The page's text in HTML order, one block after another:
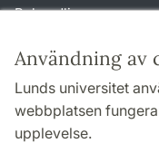
Användning av
Lunds universitet
webbplatsen
upplevelse.
Behandling av
TYPO3-login
Följ oss i sociala